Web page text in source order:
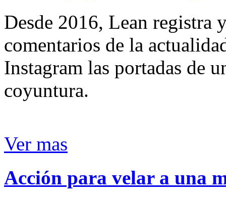
Desde 2016, Lean registra
comentarios de la
Instagram las portadas de
coyuntura.
Ver mas
Acción para velar a una